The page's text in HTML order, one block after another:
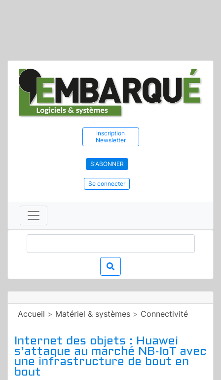
Inscription
Newsletter
S'ABONNER
Se connecter
Accueil > Matériel & systèmes > Connectivité
Internet des objets : Huawei
s’attaque au marché NB-IoT avec
une infrastructure de bout en
bout